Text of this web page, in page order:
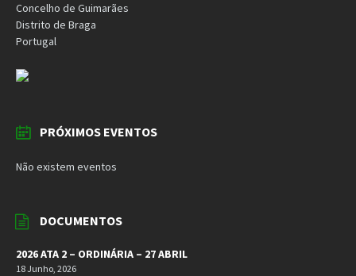
Concelho de Guimarães
Distrito de Braga
Portugal
PRÓXIMOS EVENTOS
Não existem eventos
DOCUMENTOS
2026 ATA 2 – ORDINÁRIA – 27 ABRIL
18 Junho, 2026